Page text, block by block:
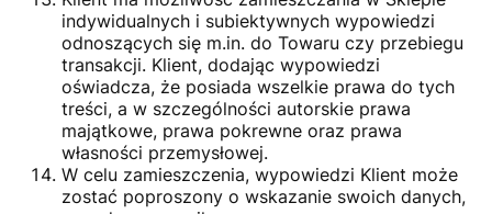
indywidualnych i subiektywnych wypowiedzi
odnoszących się m.in. do Towaru czy przebiegu
transakcji. Klient, dodając wypowiedzi
oświadcza, że posiada wszelkie prawa do tych
treści, a w szczególności autorskie prawa
majątkowe, prawa pokrewne oraz prawa
własności przemysłowej.
W celu zamieszczenia, wypowiedzi Klient może
zostać poproszony o wskazanie swoich danych,